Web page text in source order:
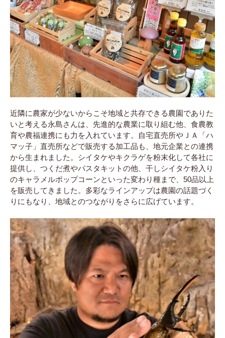
近隣に農家が少ないからこそ地域と共存できる農園でありた
いと考える永島さんは、先進的な農業に取り組む他、食農教
育や農福連携にも力を入れています。自宅直売所やＪＡ「ハ
マッ子」直売所などで販売する加工品も、地元企業との連携
から生まれました。シイタケやキクラゲを粉末化して各社に
提供し、つくだ煮やパスタキットの他、干しシイタケ粉入り
のキャラメルポップコーンといった変わり種まで、50品以上
を販売してきました。多彩なラインアップは農園の話題づく
りにもなり、地域とのつながりをさらに広げています。